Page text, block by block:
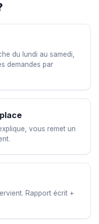
du lundi au samedi,
demandes par
vous remet un
Rapport écrit +